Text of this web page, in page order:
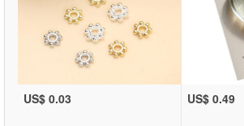
US$ 0.03 US$ 0.49